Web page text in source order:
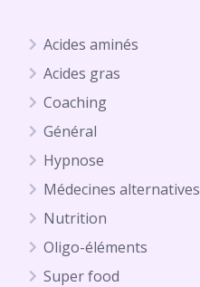
Acides aminés
Acides gras
Coaching
Général
Hypnose
Médecines alternatives
Nutrition
Oligo-éléments
Super food